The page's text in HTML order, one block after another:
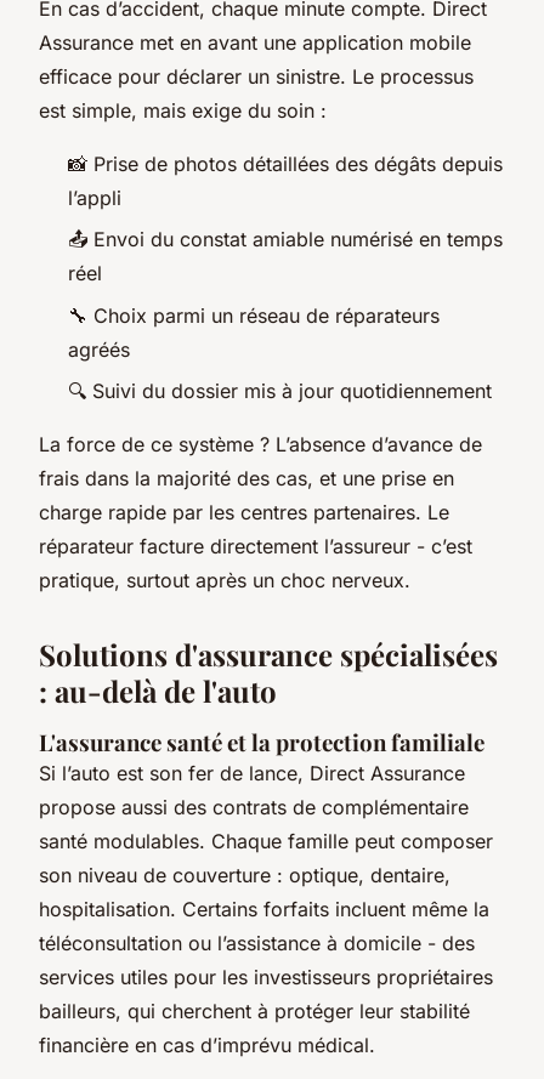
En cas d’accident, chaque minute compte. Direct
Assurance met en avant une application mobile
efficace pour déclarer un sinistre. Le processus
est simple, mais exige du soin :
📸 Prise de photos détaillées des dégâts depuis
l’appli
📤 Envoi du constat amiable numérisé en temps
réel
🔧 Choix parmi un réseau de réparateurs
agréés
🔍 Suivi du dossier mis à jour quotidiennement
La force de ce système ? L’absence d’avance de
frais dans la majorité des cas, et une prise en
charge rapide par les centres partenaires. Le
réparateur facture directement l’assureur - c’est
pratique, surtout après un choc nerveux.
Solutions d'assurance spécialisées
: au-delà de l'auto
L'assurance santé et la protection familiale
Si l’auto est son fer de lance, Direct Assurance
propose aussi des contrats de complémentaire
santé modulables. Chaque famille peut composer
son niveau de couverture : optique, dentaire,
hospitalisation. Certains forfaits incluent même la
téléconsultation ou l’assistance à domicile - des
services utiles pour les investisseurs propriétaires
bailleurs, qui cherchent à protéger leur stabilité
financière en cas d’imprévu médical.